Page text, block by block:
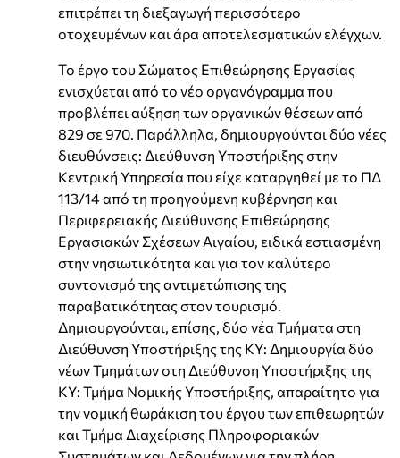
επιτρέπει τη διεξαγωγή περισσότερο
οτοχευμένων και άρα αποτελεσματικών ελέγχων.
Το έργο του Σώματος Επιθεώρησης Εργασίας
ενισχύεται από το νέο οργανόγραμμα που
προβλέπει αύξηση των οργανικών θέσεων από
829 σε 970. Παράλληλα, δημιουργούνται δύο νέες
διευθύνσεις: Διεύθυνση Υποστήριξης στην
Κεντρική Υπηρεσία που είχε καταργηθεί με το ΠΔ
113/14 από τη προηγούμενη κυβέρνηση και
Περιφερειακής Διεύθυνσης Επιθεώρησης
Εργασιακών Σχέσεων Αιγαίου, ειδικά εστιασμένη
στην νησιωτικότητα και για τον καλύτερο
συντονισμό της αντιμετώπισης της
παραβατικότητας στον τουρισμό.
Δημιουργούνται, επίσης, δύο νέα Τμήματα στη
Διεύθυνση Υποστήριξης της ΚΥ: Δημιουργία δύο
νέων Τμημάτων στη Διεύθυνση Υποστήριξης της
ΚΥ: Τμήμα Νομικής Υποστήριξης, απαραίτητο για
την νομική θωράκιση του έργου των επιθεωρητών
και Τμήμα Διαχείρισης Πληροφοριακών